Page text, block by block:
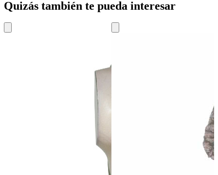
Quizás también te pueda interesar